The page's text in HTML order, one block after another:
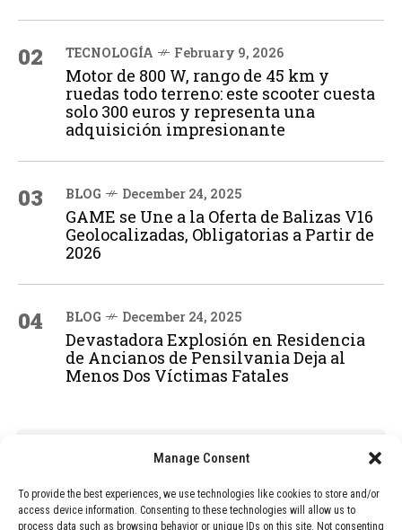
Manage Consent
To provide the best experiences, we use technologies like cookies to store and/or
access device information. Consenting to these technologies will allow us to
process data such as browsing behavior or unique IDs on this site. Not consenting
02 TECNOLOGÍA February 9, 2026
Motor de 800 W, rango de 45 km y
ruedas todo terreno: este scooter cuesta
solo 300 euros y representa una
adquisición impresionante
03 BLOG December 24, 2025
GAME se Une a la Oferta de Balizas V16
Geolocalizadas, Obligatorias a Partir de
2026
04 BLOG December 24, 2025
Devastadora Explosión en Residencia
de Ancianos de Pensilvania Deja al
Menos Dos Víctimas Fatales